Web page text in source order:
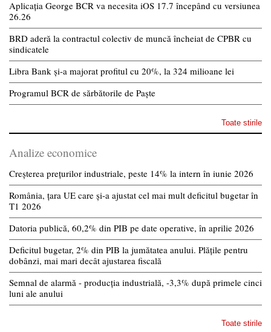
Aplicația George BCR va necesita iOS 17.7 începând cu versiunea
26.26
BRD aderă la contractul colectiv de muncă încheiat de CPBR cu
sindicatele
Libra Bank și-a majorat profitul cu 20%, la 324 milioane lei
Programul BCR de sărbătorile de Paște
Toate stirile
Analize economice
Creșterea prețurilor industriale, peste 14% la intern în iunie 2026
România, țara UE care și-a ajustat cel mai mult deficitul bugetar în
T1 2026
Datoria publică, 60,2% din PIB pe date operative, în aprilie 2026
Deficitul bugetar, 2% din PIB la jumătatea anului. Plățile pentru
dobânzi, mai mari decât ajustarea fiscală
Semnal de alarmă - producția industrială, -3,3% după primele cinci
luni ale anului
Toate stirile